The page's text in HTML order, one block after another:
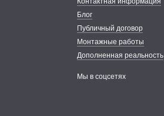
Блог
Публичный договор
Монтажные работы
Дополненная реальность
Мы в соцсетях